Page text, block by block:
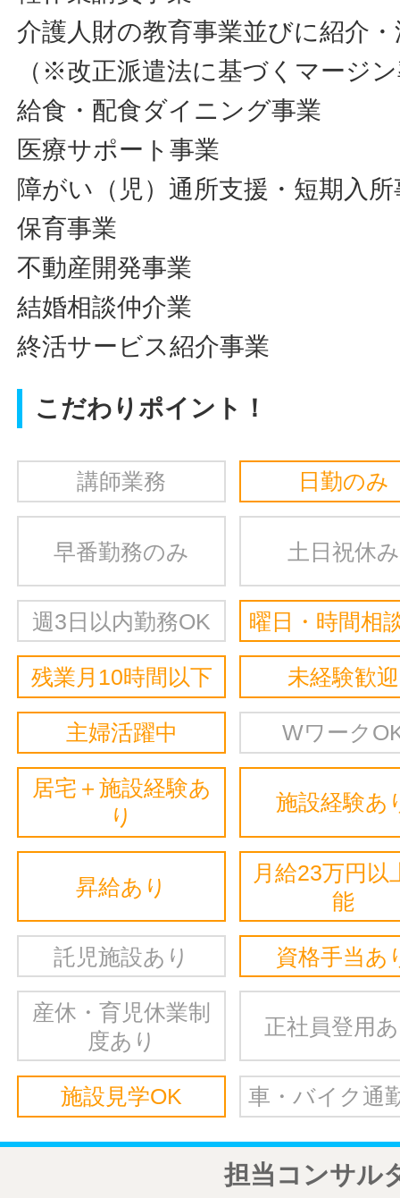
介護人財の教育事業並びに紹介
（※改正派遣法に基づくマージ
給食・配食ダイニング事業
医療サポート事業
障がい（児）通所支援・短期入所
保育事業
不動産開発事業
結婚相談仲介業
終活サービス紹介事業
こだわりポイント！
講師業務 日勤のみ
早番勤務のみ 土日祝休み
週3日以内勤務OK 曜日・時間相
残業月10時間以下 未経験歓迎
主婦活躍中 Wワーク
居宅＋施設経験あ
り
施設経験あ
昇給あり
月給23万円以
能
託児施設あり 資格手当あ
産休・育児休業制
度あり
正社員登用
施設見学OK 車・バイク通
担当コンサル